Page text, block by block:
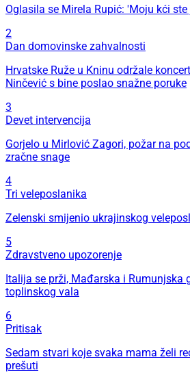
Oglasila se Mirela Rupić: 'Moju kći
2
Dan domovinske zahvalnosti
Hrvatske Ruže u Kninu održale
Ninčević s bine poslao snažne poruke
3
Devet intervencija
Gorjelo u Mirlović Zagori, požar na
zračne snage
4
Tri veleposlanika
Zelenski smijenio ukrajinskog
5
Zdravstveno upozorenje
Italija se prži, Mađarska i Rumunjska
toplinskog vala
6
Pritisak
Sedam stvari koje svaka mama želi
prešuti